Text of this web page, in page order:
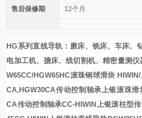
售后保修期 12个月
HG系列直线导轨：磨床、铣床、车床、
电加工机、搪床、线切割机、精密量测仪
W65CC/HGW65HC滚珠钢球滑块 HIWIN/
CA,HGW30CA传动控制轴承 上银滚珠
CA传动控制轴承CC-HIWIN上银滚柱型